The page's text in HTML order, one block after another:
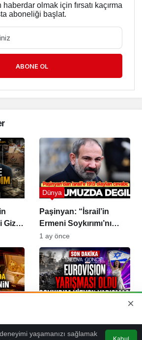
olmak için fırsatı kaçırma
aboneliği başlat.
ABONE OL
Gizli
Paşinyan: “İsrail’in
Ermeni Soykırımı’nı
Tanımayacağız”
Dünya
1 ay önce
İç
Sahne, Sokakta
yaşamanızı sağlamak
Kabul